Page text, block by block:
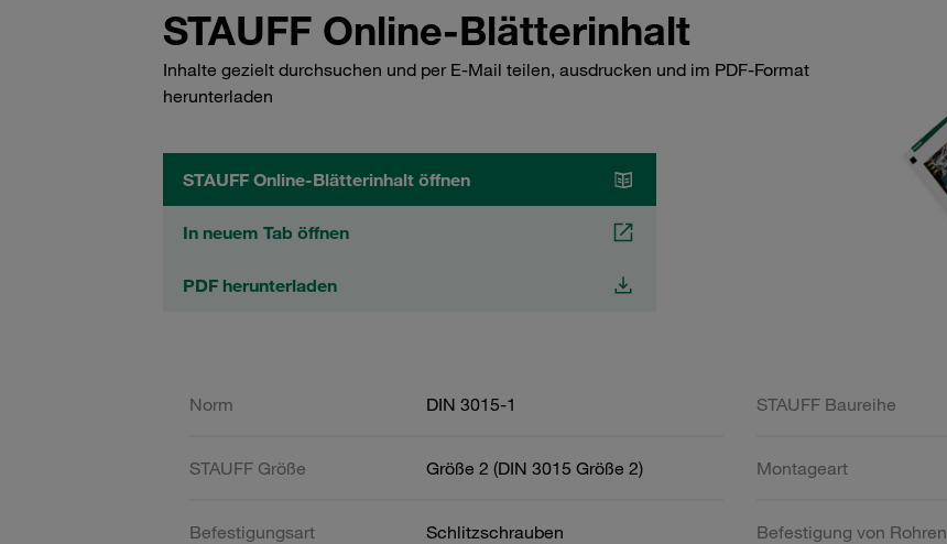
STAUFF Online-Blätterinhalt
Inhalte gezielt durchsuchen und per E-Mail teilen, ausdrucken und im PDF-Format
herunterladen
STAUFF Online-Blätterinhalt öffnen
In neuem Tab öffnen
PDF herunterladen
Norm DIN 3015-1 STAUFF Baureihe
STAUFF Größe Größe 2 (DIN 3015 Größe 2) Montageart
Befestigungsart Schlitzschrauben Befestigung von Rohren